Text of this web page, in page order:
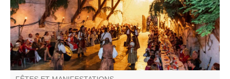
retrouvez nous pour une soirée animée autour d'un bon
repas arrosé de vin clairet.